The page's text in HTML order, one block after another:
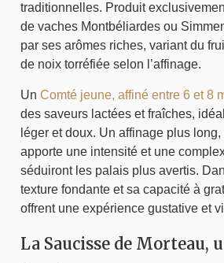
traditionnelles. Produit
de vaches Montbéliardes ou
par ses arômes riches, variant du
de noix torréfiée selon l’affinage.
Un Comté jeune, affiné entre 6 et 8
des saveurs lactées et fraîches,
léger et doux. Un affinage plus
apporte une intensité et une
séduiront les palais plus avertis.
texture fondante et sa capacité à
offrent une expérience gustative et
La Saucisse de Morteau,